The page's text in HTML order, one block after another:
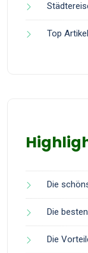
Top Artikel
Die
Die
Die